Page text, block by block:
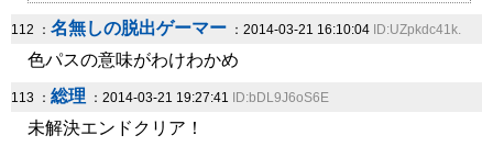
112 ： 名無しの脱出ゲーマー ：2014-03-21 16:10:04 ID:UZpkdc41k.
色パスの意味がわけわかめ
113 ： 総理 ：2014-03-21 19:27:41 ID:bDL9J6oS6E
未解決エンドクリア！